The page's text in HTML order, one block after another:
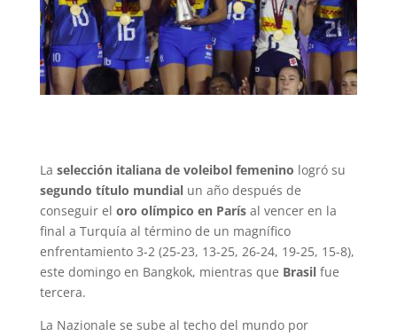
La selección italiana de voleibol femenino logró su
segundo título mundialun año después de
conseguir el oro olímpico en Parísal vencer en la
final a Turquía al término de un magnífico
enfrentamiento 3-2 (25-23, 13-25, 26-24, 19-25, 15-8),
este domingo en Bangkok, mientras que Brasilfue
tercera.
La Nazionale se sube al techo del mundo por